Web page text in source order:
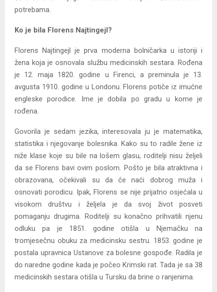
potrebama.
Ko je bila Florens Najtingejl?
Florens Najtingejl je prva moderna bolničarka u istoriji i
žena koja je osnovala službu medicinskih sestara. Rođena
je 12. maja 1820. godine u Firenci, a preminula je 13.
avgusta 1910. godine u Londonu. Florens potiče iz imućne
engleske porodice. Ime je dobila po gradu u kome je
rođena.
Govorila je sedam jezika, interesovala ju je matematika,
statistika i njegovanje bolesnika. Kako su to radile žene iz
niže klase koje su bile na lošem glasu, roditelji nisu željeli
da se Florens bavi ovim poslom. Pošto je bila atraktivna i
obrazovana, očekivali su da će naći dobrog muža i
osnovati porodicu. Ipak, Florens se nije prijatno osjećala u
visokom društvu i željela je da svoj život posveti
pomaganju drugima. Roditelji su konačno prihvatili njenu
odluku pa je 1851. godine otišla u Njemačku na
tromjesečnu obuku za medicinsku sestru. 1853. godine je
postala upravnica Ustanove za bolesne gospođe. Radila je
do naredne godine kada je počeo Krimski rat. Tada je sa 38
medicinskih sestara otišla u Tursku da brine o ranjenima.